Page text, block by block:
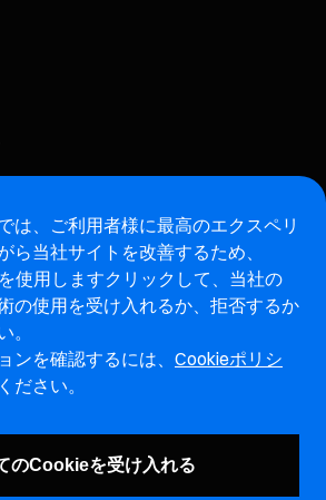
ウェブサイト
ティホットライン・ウェブサイト
は、ご利用者様に最高のエクスペリ
ら当社サイトを改善するため、
使用しますクリックして、当社の
の使用を受け入れるか、拒否するか
。
ンを確認するには、 Cookieポリシ
ださい。
のCookieを受け入れる